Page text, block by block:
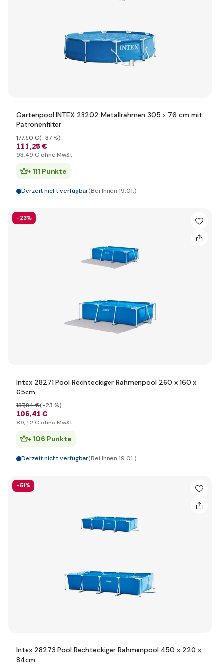
Gartenpool INTEX 28202 Metallrahmen 305 x 76 cm mit
Patronenfilter
111,25 €
177,50 €(-37 %)
93,49 € ohne MwSt
+ 111 Punkte
Derzeit nicht verfügbar(Bei Ihnen 19.01.)
-23%
Intex 28271 Pool Rechteckiger Rahmenpool 260 x 160 x
65cm
106,41 €
137,84 €(-23 %)
89,42 € ohne MwSt
+ 106 Punkte
Derzeit nicht verfügbar(Bei Ihnen 19.01.)
-51%
Intex 28273 Pool Rechteckiger Rahmenpool 450 x 220 x
84cm